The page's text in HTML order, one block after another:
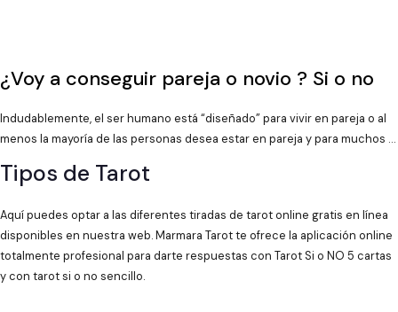
¿Voy a conseguir pareja o novio ? Si o no
Indudablemente, el ser humano está “diseñado” para vivir en pareja o al
menos la mayoría de las personas desea estar en pareja y para muchos …
Tipos de Tarot
Aquí puedes optar a las diferentes tiradas de tarot online gratis en línea
disponibles en nuestra web. Marmara Tarot te ofrece la aplicación online
totalmente profesional para darte respuestas con Tarot Si o NO 5 cartas
y con tarot si o no sencillo.